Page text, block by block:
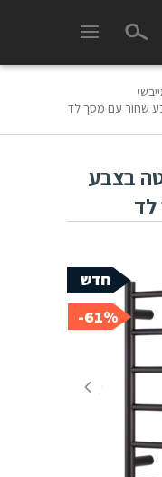
שחור עם מסך לד
בצבע
61%-